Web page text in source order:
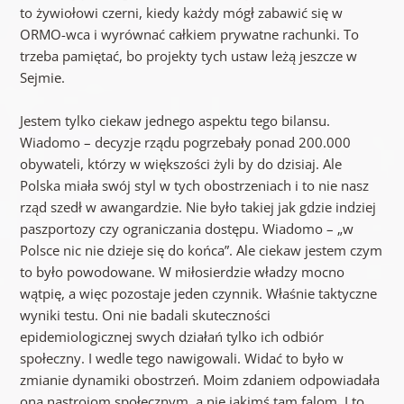
to żywiołowi czerni, kiedy każdy mógł zabawić się w
ORMO-wca i wyrównać całkiem prywatne rachunki. To
trzeba pamiętać, bo projekty tych ustaw leżą jeszcze w
Sejmie.
Jestem tylko ciekaw jednego aspektu tego bilansu.
Wiadomo – decyzje rządu pogrzebały ponad 200.000
obywateli, którzy w większości żyli by do dzisiaj. Ale
Polska miała swój styl w tych obostrzeniach i to nie nasz
rząd szedł w awangardzie. Nie było takiej jak gdzie indziej
paszportozy czy ograniczania dostępu. Wiadomo – „w
Polsce nic nie dzieje się do końca”. Ale ciekaw jestem czym
to było powodowane. W miłosierdzie władzy mocno
wątpię, a więc pozostaje jeden czynnik. Właśnie taktyczne
wyniki testu. Oni nie badali skuteczności
epidemiologicznej swych działań tylko ich odbiór
społeczny. I wedle tego nawigowali. Widać to było w
zmianie dynamiki obostrzeń. Moim zdaniem odpowiadała